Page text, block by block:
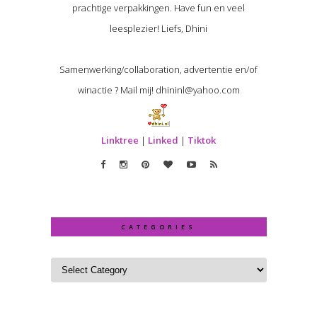
prachtige verpakkingen. Have fun en veel
leesplezier! Liefs, Dhini
Samenwerking/collaboration, advertentie en/of
winactie ? Mail mij! dhininl@yahoo.com
Linktree | Linked | Tiktok
CATEGORIES